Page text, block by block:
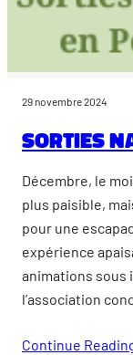
29 novembre 2024
Sorties
Décembre, le
plus paisible,
pour une
expérience
animations sous
l’association
Continue